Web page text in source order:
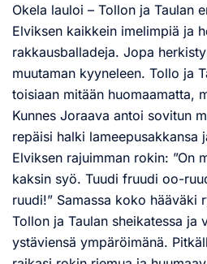
Okela lauloi – Tollon ja Taulan
Elviksen kaikkein imelimpiä ja
rakkausballadeja. Jopa
muutaman kyyneleen. Tollo ja
toisiaan mitään huomaamatta,
Kunnes Joraava antoi sovitun
repäisi halki lameepusakkansa
Elviksen rajuimman rokin: ”On
kaksin syö. Tuudi fruudi oo-
ruudi!” Samassa koko hääväki
Tollon ja Taulan sheikatessa ja
ystäviensä ympäröimänä.